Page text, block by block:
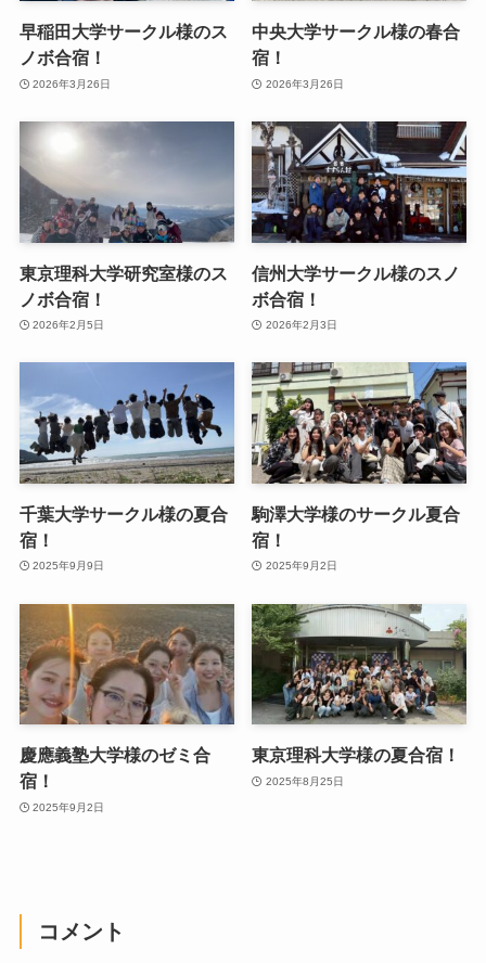
早稲田大学サークル様のス
ノボ合宿！
2026年3月26日
中央大学サークル様の春合
宿！
2026年3月26日
東京理科大学研究室様のス
ノボ合宿！
2026年2月5日
信州大学サークル様のスノ
ボ合宿！
2026年2月3日
千葉大学サークル様の夏合
宿！
2025年9月9日
駒澤大学様のサークル夏合
宿！
2025年9月2日
慶應義塾大学様のゼミ合
宿！
2025年9月2日
東京理科大学様の夏合宿！
2025年8月25日
コメント